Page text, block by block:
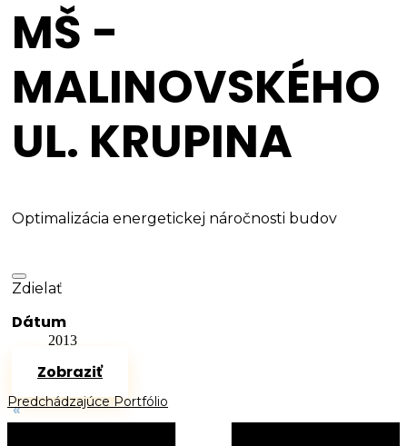
MŠ -
MALINOVSKÉHO
UL. KRUPINA
Optimalizácia energetickej náročnosti budov
Zdielať
Dátum
2013
Zobraziť
Predchádzajúce Portfólio